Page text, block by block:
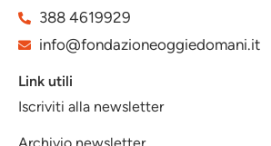
388 4619929
info@fondazioneoggiedomani.it
Link utili
Iscriviti alla newsletter